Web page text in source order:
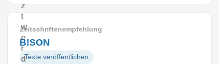
z
t
w
e
r
d
Zeitschriftenempfehlung
B!SON
Texte veröffentlichen